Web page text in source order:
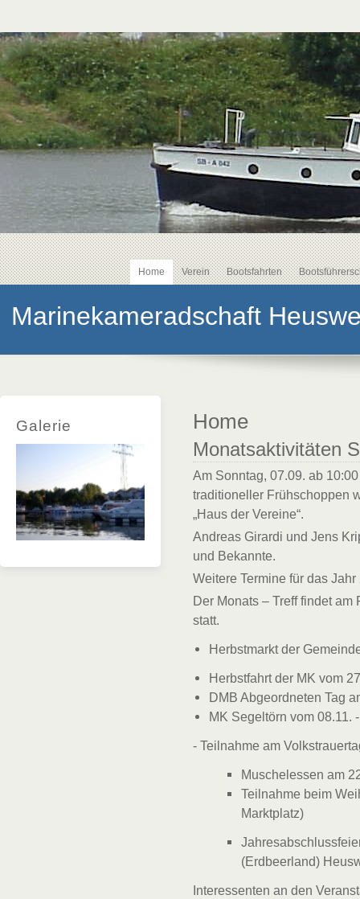
Home Verein Bootsfahrten
Marinekameradschaft
Galerie Home
Monatsaktivitäten
Am Sonntag, 07.09. ab
traditioneller Frühschoppen
„Haus der Vereine“.
Andreas Girardi und Jens
und Bekannte.
Weitere Termine für das Jahr
Der Monats – Treff findet
statt.
Herbstmarkt der
Herbstfahrt der MK vom
DMB Abgeordneten Tag
MK Segeltörn vom 08.11.
- Teilnahme am
Muschelessen am
Teilnahme beim
Marktplatz)
(Erdbeerland)
Interessenten an den